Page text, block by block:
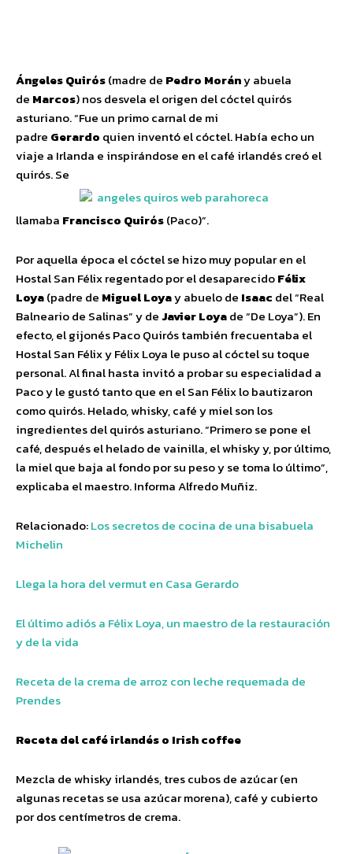
Ángeles Quirós(madre de Pedro Morány abuela
de Marcos) nos desvela el origen del cóctel quirós
asturiano. “Fue un primo carnal de mi
padre Gerardo quien inventó el cóctel. Había echo un
viaje a Irlanda e inspirándose en el café irlandés creó el
quirós. Se
llamaba Francisco Quirós(Paco)”.
Por aquella época el cóctel se hizo muy popular en el
Hostal San Félix regentado por el desaparecidoFélix
Loya(padre de Miguel Loyay abuelo de Isaac del “Real
Balneario de Salinas” y de Javier Loyade “De Loya”). En
efecto, el gijonés Paco Quirós también frecuentaba el
Hostal San Félix y Félix Loya le puso al cóctel su toque
personal. Al final hasta invitó a probar su especialidad a
Paco y le gustó tanto que en el San Félix lo bautizaron
como quirós. Helado, whisky, café y miel son los
ingredientes del quirós asturiano. “Primero se pone el
café, después el helado de vainilla, el whisky y, por último,
la miel que baja al fondo por su peso y se toma lo último”,
explicaba el maestro. Informa Alfredo Muñiz.
Relacionado:Los secretos de cocina de una bisabuela
Michelin
Llega la hora del vermut en Casa Gerardo
El último adiós a Félix Loya, un maestro de la restauración
y de la vida
Receta de la crema de arroz con leche requemada de
Prendes
Receta del café irlandés o Irish coffee
Mezcla de whisky irlandés, tres cubos de azúcar (en
algunas recetas se usa azúcar morena), café y cubierto
por dos centímetros de crema.